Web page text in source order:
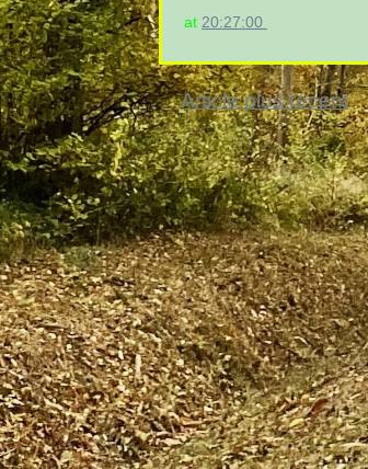
at 20:27:00
Article plus récent